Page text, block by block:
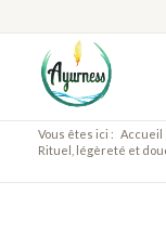
Vous êtes ici : Accueil
Rituel, légèreté et